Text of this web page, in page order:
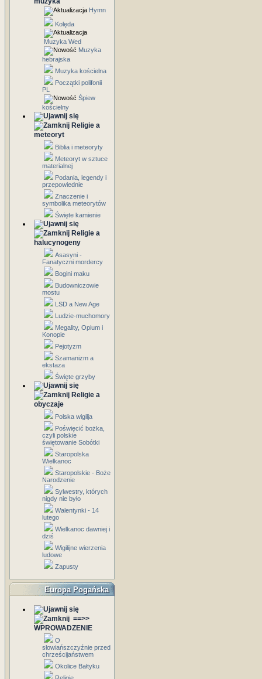
Hymn
Kolęda
Muzyka Wed
Muzyka
hebrajska
Muzyka kościelna
Początki polifonii
PL
Śpiew
kościelny
Religie a
meteoryt
Biblia i meteoryty
Meteoryt w sztuce
materialnej
Podania, legendy i
przepowiednie
Znaczenie i
symbolika meteorytów
Święte kamienie
Religie a
halucynogeny
Asasyni -
Fanatyczni mordercy
Bogini maku
Budowniczowie
mostu
LSD a New Age
Ludzie-muchomory
Megality, Opium i
Konopie
Pejotyzm
Szamanizm a
ekstaza
Święte grzyby
Religie a
obyczaje
Polska wigilja
Poświęcić bożka,
czyli polskie
świętowanie Sobótki
Staropolska
Wielkanoc
Staropolskie - Boże
Narodzenie
Sylwestry, których
nigdy nie było
Walentynki - 14
lutego
Wielkanoc dawniej i
dziś
Wigilijne wierzenia
ludowe
Zapusty
Europa Pogańska
==>>
WPROWADZENIE
O
słowiańszczyźnie przed
chrześcijaństwem
Okolice Bałtyku